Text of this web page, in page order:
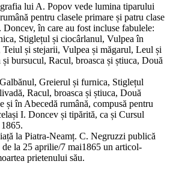
lui A. Popov vede lumina tiparului
pentru clasele primare și patru clase
în care au fost incluse fabulele:
Stiglețul și ciocârlanul, Vulpea în
și stejarii, Vulpea și măgarul, Leul și
bursucul, Racul, broasca și știuca, Două
Greierul și furnica, Stiglețul
Racul, broasca și știuca, Două
și în Abecedă rumână, compusă pentru
I. Doncev și tipărită, ca și Cursul
la Piatra-Neamț. C. Negruzzi publică
la 25 aprilie/7 mai1865 un articol-
prietenului său.